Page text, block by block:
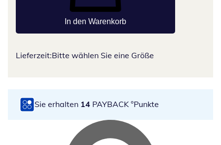
In den Warenkorb
Lieferzeit:Bitte wählen Sie eine Größe
Sie erhalten 14 PAYBACK °Punkte